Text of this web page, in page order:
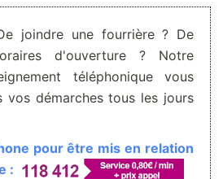
joindre une fourrière ? De
d'ouverture ? Notre
téléphonique vous
vos démarches tous les jours
pour être mis en relation
: